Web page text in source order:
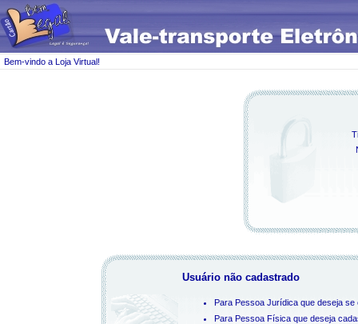
Bem-vindo a Loja Virtual!
Usuário não cadastrado
Para Pessoa Jurídica que deseja se
Para Pessoa Física que deseja